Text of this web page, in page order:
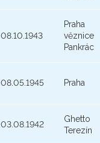
08.10.1943
Praha
věznice
Pankrác
08.05.1945 Praha
03.08.1942
Ghetto
Terezín